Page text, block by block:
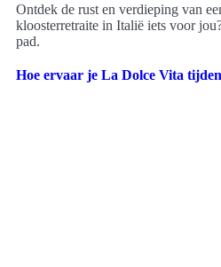
Ontdek de rust en verdieping van
kloosterretraite in Italië iets voor
pad.
Hoe ervaar je La Dolce Vita